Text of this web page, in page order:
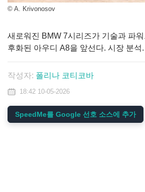
© A. Krivonosov
새로워진 BMW 7시리즈가 기술과 파
후화된 아우디 A8을 앞선다. 시장 분석.
작성자: 폴리나 코티코바
18:42 10-05-2026
SpeedMe를 Google 선호 소스에 추가